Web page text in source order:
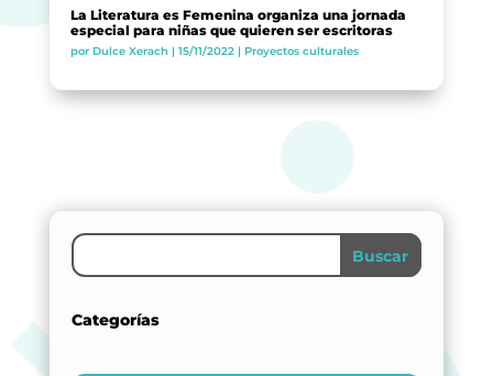
BLOG
EN NUESTROS OBJETIVOS
SIAMO TRASPARENTI
La Literatura es Femenina organiza una jornada
especial para niñas que quieren ser escritoras
por Dulce Xerach | 15/11/2022| Proyectos culturales
Buscar
Categorías